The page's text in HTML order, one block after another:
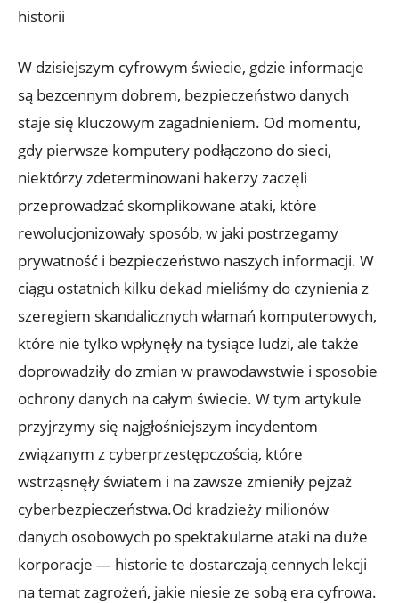
historii
W dzisiejszym‌ cyfrowym ⁤świecie, gdzie‍ informacje
są bezcennym‌ dobrem,⁢ bezpieczeństwo danych
staje się kluczowym ‌zagadnieniem. Od momentu,
gdy pierwsze komputery podłączono do sieci,
niektórzy zdeterminowani hakerzy ‍zaczęli
przeprowadzać skomplikowane ataki,⁣ które
rewolucjonizowały sposób, w jaki postrzegamy‍
prywatność‍ i bezpieczeństwo naszych informacji. W
ciągu ostatnich kilku dekad mieliśmy do ‌czynienia⁣ z
szeregiem skandalicznych włamań komputerowych,
które nie tylko wpłynęły na⁣ tysiące ludzi, ale⁤ także
doprowadziły do zmian w prawodawstwie i​ sposobie‌
ochrony danych na całym świecie. W tym artykule⁣
przyjrzymy ‍się ⁢najgłośniejszym ‌incydentom
związanym z cyberprzestępczością, które⁢
wstrząsnęły światem i na zawsze​ zmieniły pejzaż
cyberbezpieczeństwa.Od kradzieży‌ milionów
danych osobowych po spektakularne ‌ataki na​ duże
korporacje — historie ‍te dostarczają cennych lekcji⁢
na temat zagrożeń, jakie niesie ze sobą era cyfrowa.